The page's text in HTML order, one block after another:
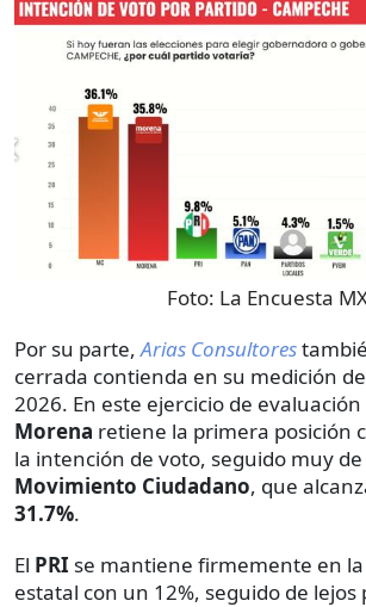
Foto: La Encuesta
Por su parte,Arias Consultores
cerrada contienda en su medición
2026. En este ejercicio de
Morena retiene la primera posición
la intención de voto, seguido muy
Movimiento Ciudadano, que
31.7%.
El PRI se mantiene firmemente en
estatal con un 12%, seguido de lejos